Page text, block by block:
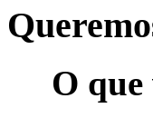
O